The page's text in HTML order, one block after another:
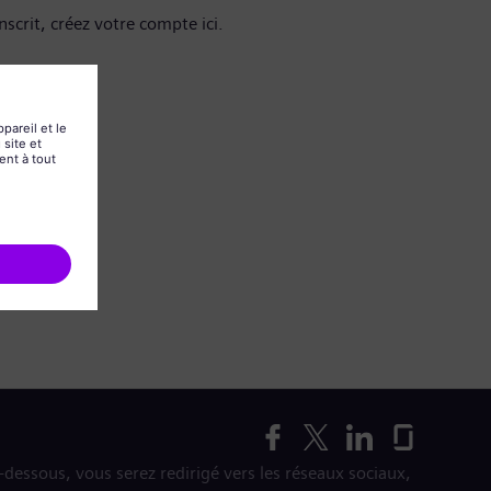
créez votre compte ici.
vous serez redirigé vers les réseaux sociaux,